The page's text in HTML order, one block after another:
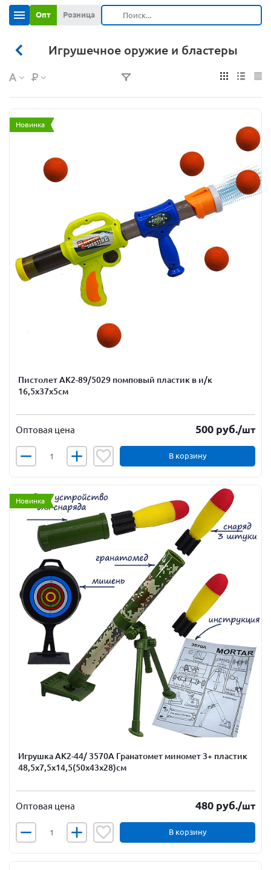
Опт Розница
Игрушечное оружие и бластеры
Новинка
Пистолет АК2-89/5029 помповый пластик в и/к
16,5х37х5см
Оптовая цена 500 руб./шт
В корзину
Новинка
Игрушка АК2-44/ 3570А Гранатомет миномет 3+ пластик
48,5х7,5х14,5(50х43х28)см
Оптовая цена 480 руб./шт
В корзину